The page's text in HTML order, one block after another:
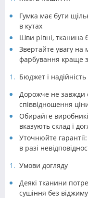
Гумка має бути
в кутах
Шви рівні, тканина
Звертайте увагу на
фарбування краще
Бюджет і
Дорожче не завжди
співвідношення
Обирайте
вказують склад і
Уточнюйте
в разі
Умови догляду
Деякі тканини
сушіння без віджиму